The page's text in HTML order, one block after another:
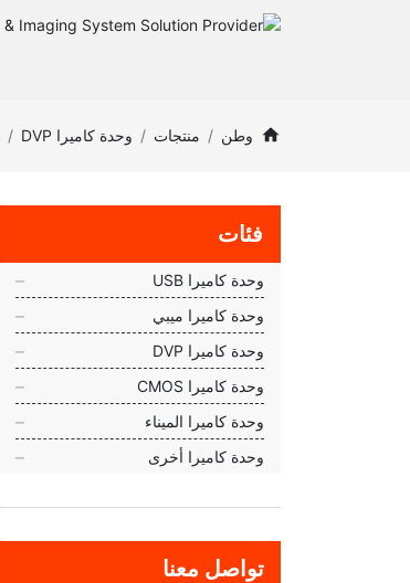
وطن منتجات وحدة كاميرا DVP
فئات
وحدة كاميرا USB
وحدة كاميرا ميبي
وحدة كاميرا DVP
وحدة كاميرا CMOS
وحدة كاميرا الميناء
وحدة كاميرا أخرى
تواصل معنا